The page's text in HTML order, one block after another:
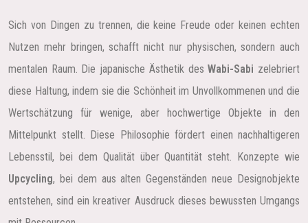
Sich von Dingen zu trennen, die keine Freude oder keinen echten
Nutzen mehr bringen, schafft nicht nur physischen, sondern auch
mentalen Raum. Die japanische Ästhetik desWabi-Sabi zelebriert
diese Haltung, indem sie die Schönheit im Unvollkommenen und die
Wertschätzung für wenige, aber hochwertige Objekte in den
Mittelpunkt stellt. Diese Philosophie fördert einen nachhaltigeren
Lebensstil, bei dem Qualität über Quantität steht. Konzepte wie
Upcycling, bei dem aus alten Gegenständen neue Designobjekte
entstehen, sind ein kreativer Ausdruck dieses bewussten Umgangs